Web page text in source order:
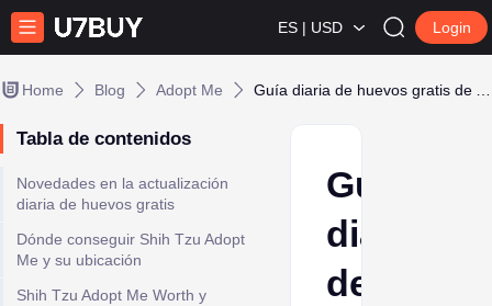
ES | USD Login
Home Blog Adopt Me
Tabla de contenidos
Novedades en la actualización
diaria de huevos gratis
Dónde conseguir Shih Tzu Adopt
Me y su ubicación
Shih Tzu Adopt Me Worth y
Guía
diaria
de